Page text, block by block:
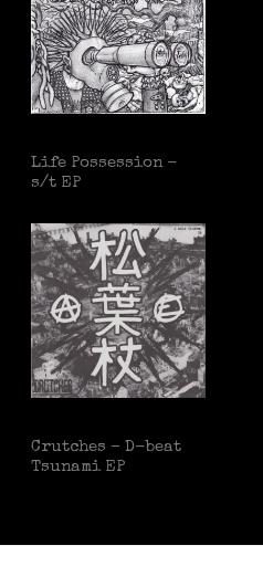
Life Possession -
s/t EP
Crutches – D-beat
Tsunami EP